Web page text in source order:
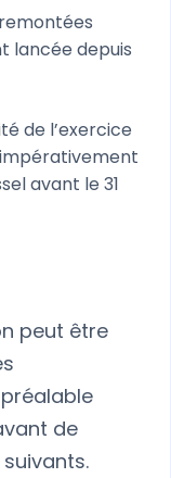
lancée depuis
de l’exercice
avant le 31
peut être
de